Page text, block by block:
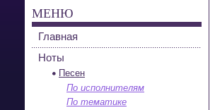
МЕНЮ
Главная
Ноты
Песен
По исполнителям
По тематике